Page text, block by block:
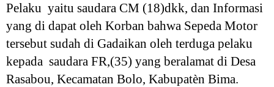
Pelaku yaitu saudara CM (18)dkk, dan Informasi
yang di dapat oleh Korban bahwa Sepeda Motor
tersebut sudah di Gadaikan oleh terduga pelaku
kepada saudara FR,(35) yang beralamat di Desa
Rasabou, Kecamatan Bolo, Kabupatèn Bima.